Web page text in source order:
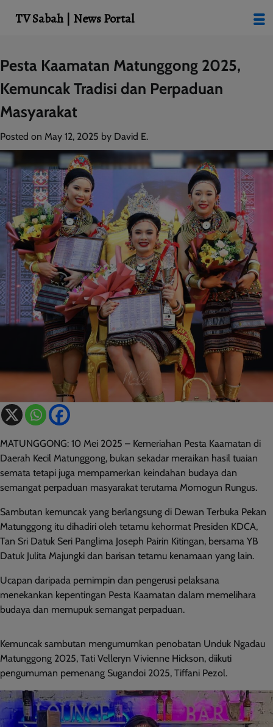
Skip
to
content
Pesta Kaamatan Matunggong 2025,
Kemuncak Tradisi dan Perpaduan
Masyarakat
Posted on May 12, 2025 by David E.
MATUNGGONG: 10 Mei 2025 – Kemeriahan Pesta Kaamatan di
Daerah Kecil Matunggong, bukan sekadar meraikan hasil tuaian
semata tetapi juga mempamerkan keindahan budaya dan
semangat perpaduan masyarakat terutama Momogun Rungus.
Sambutan kemuncak yang berlangsung di Dewan Terbuka Pekan
Matunggong itu dihadiri oleh tetamu kehormat Presiden KDCA,
Tan Sri Datuk Seri Panglima Joseph Pairin Kitingan, bersama YB
Datuk Julita Majungki dan barisan tetamu kenamaan yang lain.
Ucapan daripada pemimpin dan pengerusi pelaksana
menekankan kepentingan Pesta Kaamatan dalam memelihara
budaya dan memupuk semangat perpaduan.
Kemuncak sambutan mengumumkan penobatan Unduk Ngadau
Matunggong 2025, Tati Velleryn Vivienne Hickson, diikuti
pengumuman pemenang Sugandoi 2025, Tiffani Pezol.
TV Sabah | News Portal